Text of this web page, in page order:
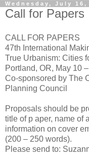
Wednesday, July 16,
Call for Papers
CALL FOR PAPERS
47th International
True Urbanism: Cities
Portland, OR, May 10
Co-sponsored by The
Planning Council
Proposals should be
title of p aper, name of
information on cover
(200 – 250 words).
Please send to: